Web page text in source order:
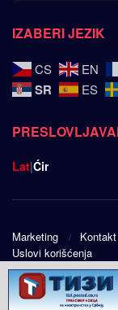
IZABERI JEZIK
CS EN
SR ES
Lat|Ćir
Marketing Kontakt
Uslovi korišćenja
© 2025Srpski ugao -